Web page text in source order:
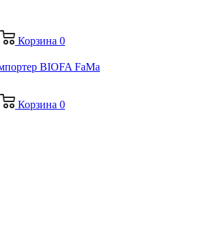
Корзина 0
Корзина 0